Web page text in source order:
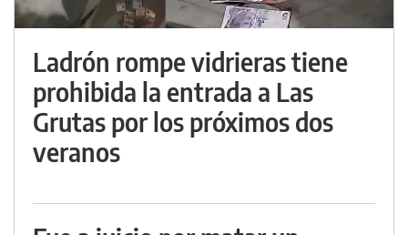
Ladrón rompe vidrieras tiene
prohibida la entrada a Las
Grutas por los próximos dos
veranos